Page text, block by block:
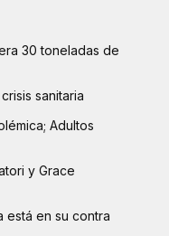
30 toneladas de
sanitaria
Adultos
y Grace
está en su contra